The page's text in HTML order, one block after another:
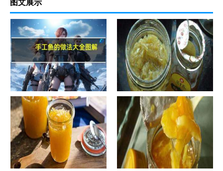
手工鱼的做法大全图解
蜂蜜柚子茶的正确做法-蜂蜜柚
子茶的浸泡方法有哪些？